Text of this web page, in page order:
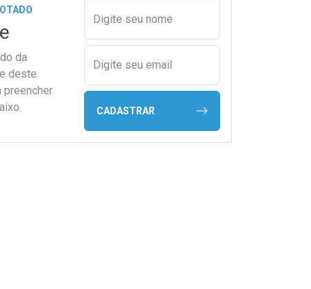
da
deste
preencher
Preencher nome e email
Digite seu nome
Digite seu email
CADASTRAR